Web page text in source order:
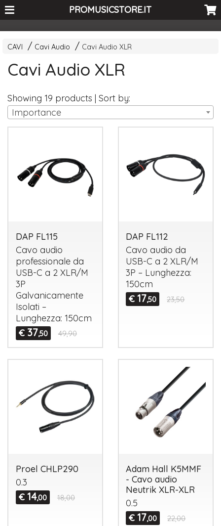
<-- Curio's GSC -->PROMUSICSTORE.IT
CAVI Cavi Audio Cavi Audio XLR
Cavi Audio XLR
Showing 19 products | Sort by:
Importance
DAP FL115
Cavo audio
professionale da
USB-C a 2 XLR/M
3P
Galvanicamente
Isolati –
Lunghezza: 150cm
€ 37,50 49,90
DAP FL112
Cavo audio da
USB-C a 2XLR/M
3P – Lunghezza:
150cm
€ 17,50 23,50
Proel CHLP290
0.3
€ 14,00 18,00
Adam Hall K5MMF
- Cavo audio
Neutrik XLR-XLR
0.5
€ 17,00 22,00